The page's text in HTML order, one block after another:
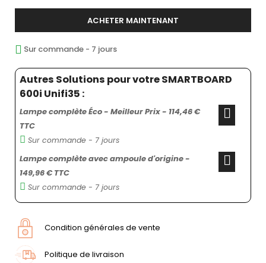
ACHETER MAINTENANT
Sur commande - 7 jours
Autres Solutions pour votre SMARTBOARD
600i Unifi35 :
Lampe complète Éco - Meilleur Prix - 114,46 €
TTC
Sur commande - 7 jours
Lampe complète avec ampoule d'origine -
149,96 € TTC
Sur commande - 7 jours
Condition générales de vente
Politique de livraison